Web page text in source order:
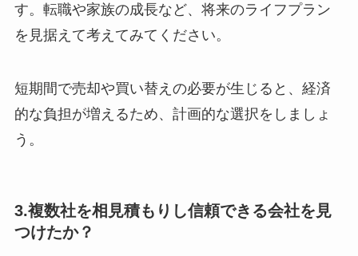
す。転職や家族の成長など、将来のライフプラン
を見据えて考えてみてください。
短期間で売却や買い替えの必要が生じると、経済
的な負担が増えるため、計画的な選択をしましょ
う。
3.複数社を相見積もりし信頼できる会社を見
つけたか？